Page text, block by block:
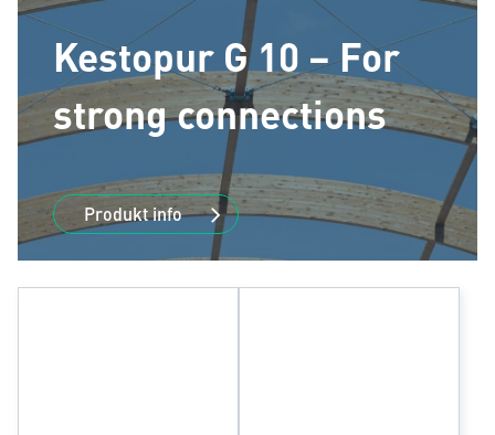
Kestopur G 10 – For
strong connections
Produkt info